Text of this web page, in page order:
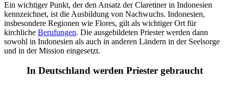
Ein wichtiger Punkt, der den Ansatz der Claretiner in Indonesien
kennzeichnet, ist die Ausbildung von Nachwuchs. Indonesien,
insbesondere Regionen wie Flores, gilt als wichtiger Ort für
kirchliche Berufungen. Die ausgebildeten Priester werden dann
sowohl in Indonesien als auch in anderen Ländern in der Seelsorge
und in der Mission eingesetzt.
In Deutschland werden Priester gebraucht